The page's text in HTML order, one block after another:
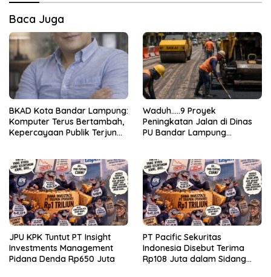
Baca Juga
BKAD Kota Bandar Lampung:
Komputer Terus Bertambah,
Kepercayaan Publik Terjun
Waduh…..9 Proyek
Peningkatan Jalan di Dinas
PU Bandar Lampung
JPU KPK Tuntut PT Insight
Investments Management
Pidana Denda Rp650 Juta
PT Pacific Sekuritas
Indonesia Disebut Terima
Rp108 Juta dalam Sidang